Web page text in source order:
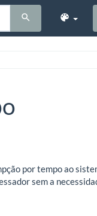
por tempo ao
sem a